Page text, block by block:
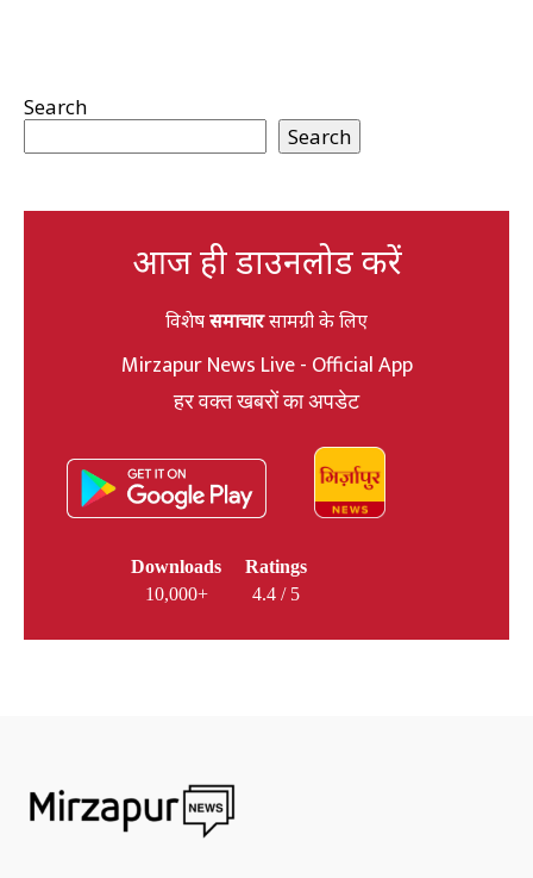
Search
Search
आज ही डाउनलोड करें
विशेषसमाचारसामग्री के लिए
Mirzapur News Live - Official App
हर वक्त खबरों का अपडेट
Downloads
10,000+
Ratings
4.4 / 5